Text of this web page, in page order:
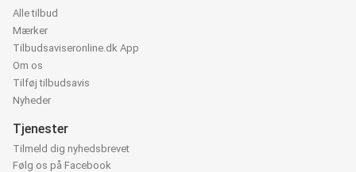
Alle tilbud
Mærker
Tilbudsaviseronline.dk App
Om os
Tilføj tilbudsavis
Nyheder
Tjenester
Tilmeld dig nyhedsbrevet
Følg os på Facebook